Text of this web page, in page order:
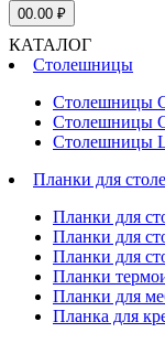
00.00 ₽
КАТАЛОГ
Столешницы
Столешницы
Столешницы
Столешницы
Планки для
Планки для
Планки для
Планки для
Планки
Планки для
Планка для